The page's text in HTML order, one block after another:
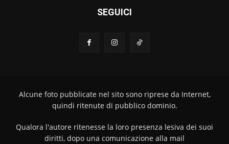
SEGUICI
Alcune foto pubblicate nel sito sono riprese da Internet,
quindi ritenute di pubblico dominio.
Qualora l'autore ritenesse la loro presenza lesiva dei suoi
diritti, dopo una comunicazione alla mail